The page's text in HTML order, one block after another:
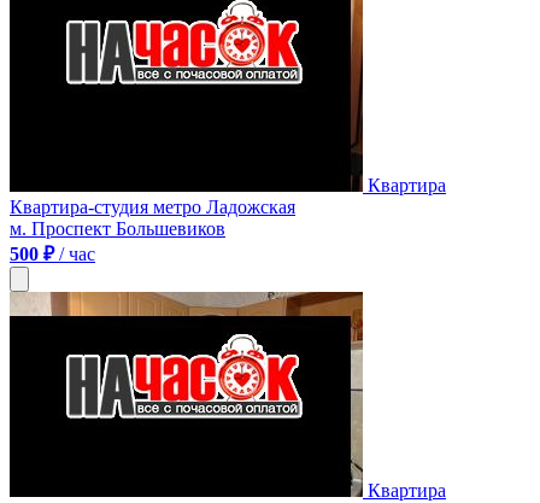
Квартира
Квартира-студия метро Ладожская
м. Проспект Большевиков
500 ₽/ час
Квартира